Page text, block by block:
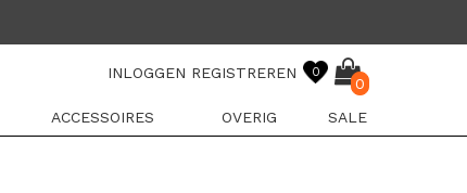
INLOGGEN REGISTREREN 0
0
ACCESSOIRES OVERIG SALE